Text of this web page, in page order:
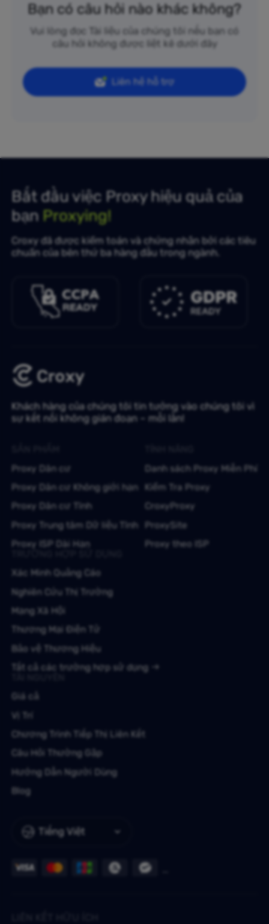
Bạn có câu hỏi nào khác không?
Vui lòng đọc Tài liệu của chúng tôi nếu bạn có
câu hỏi không được liệt kê dưới đây
Liên hệ hỗ trợ
Bắt đầu việc Proxy hiệu quả của
bạn Proxying!
Croxy đã được kiểm toán và chứng nhận bởi các tiêu
chuẩn của bên thứ ba hàng đầu trong ngành.
Khách hàng của chúng tôi tin tưởng vào chúng tôi vì
sự kết nối không gián đoạn – mỗi lần!
Tiếng Việt
Proxy Dân cư
Proxy Dân cư Không giới hạn
Proxy Dân cư Tĩnh
Proxy Trung tâm Dữ liệu Tĩnh
Proxy ISP Dài Hạn
Danh sách Proxy Miễn Phí
Kiểm Tra Proxy
CroxyProxy
ProxySite
Proxy theo ISP
Xác Minh Quảng Cáo
Nghiên Cứu Thị Trường
Mạng Xã Hội
Thương Mại Điện Tử
Bảo vệ Thương Hiệu
Tất cả các trường hợp sử dụng
Giá cả
Vị Trí
Chương Trình Tiếp Thị Liên Kết
Câu Hỏi Thường Gặp
Hướng Dẫn Người Dùng
Blog